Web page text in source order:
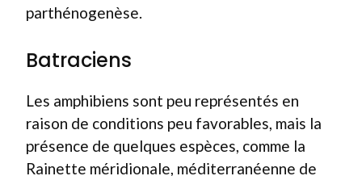
parthénogenèse.
Batraciens
Les amphibiens sont peu représentés en
raison de conditions peu favorables, mais la
présence de quelques espèces, comme la
Rainette méridionale, méditerranéenne de